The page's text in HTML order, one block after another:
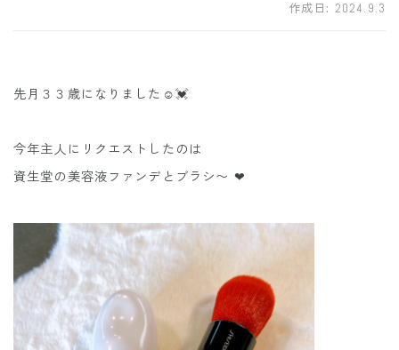
作成日: 2024.9.3
先月３３歳になりました☺️💓
今年主人にリクエストしたのは
資生堂の美容液ファンデとブラシ〜 ❤︎